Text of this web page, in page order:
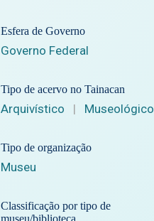
Esfera de Governo
Governo Federal
Tipo de acervo no Tainacan
Arquivístico | Museológico
Tipo de organização
Museu
Classificação por tipo de
museu/biblioteca